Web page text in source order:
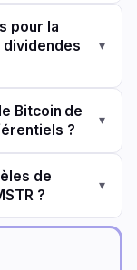
pour la
dividendes
▾
Bitcoin de
?
▾
de
?
▾